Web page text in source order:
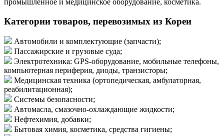
Категории товаров, перевозимых из Кореи
Автомобили и комплектующие (запчасти);
Пассажирские и грузовые суда;
Электротехника: GPS-оборудование, мобильные телефоны,
компьютерная периферия, диоды, транзисторы;
Медицинская техника (ортопедическая, амбулаторная,
реабилитационная);
Системы безопасности;
Автомасла, смазочно-охлаждающие жидкости;
Нефтехимия, добавки;
Бытовая химия, косметика, средства гигиены;